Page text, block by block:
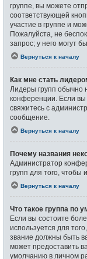
группе, вы можете
соответствующей
участие в группе и
Пожалуйста, не
запрос; у него могут
Вернуться к началу
Как мне стать
Лидеры групп обычно
конференции. Если вы
свяжитесь с
сообщение.
Вернуться к началу
Почему названия
Администратор
групп для того, чтобы
Вернуться к началу
Что такое группа по
Если вы состоите
используется для
звание должны быть
может предоставить
умолчанию в личном